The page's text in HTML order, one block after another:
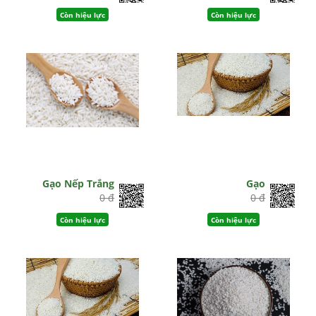
Còn hiệu lực Còn hiệu lực
Gạo Nếp Trắng
0 đ
Còn hiệu lực
Gạo
0 đ
Còn hiệu lực